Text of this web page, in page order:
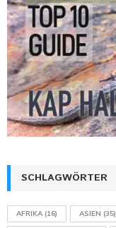
SCHLAGWÖRTER
AFRIKA(16) ASIEN (35)